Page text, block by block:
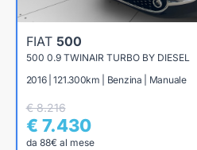
FIAT 500
500 0.9 TWINAIR TURBO BY DIESEL
2016 | 121.300km | Benzina | Manuale
€ 8.216
€ 7.430
da 88€ al mese